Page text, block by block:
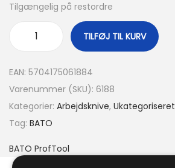
Tilgængelig på restordre
TILFØJ TIL KURV
EAN: 5704175061884
Varenummer (SKU): 6188
Kategorier: Arbejdsknive, Ukategoriseret
Tag: BATO
BATO ProfTool